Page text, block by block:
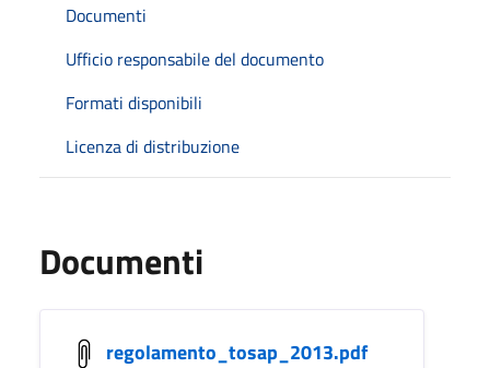
Documenti
Ufficio responsabile del documento
Formati disponibili
Licenza di distribuzione
Documenti
regolamento_tosap_2013.pdf